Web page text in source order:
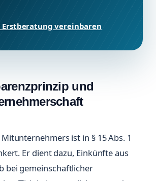
Erstberatung vereinbaren
und
ist in § 15 Abs. 1
Er dient dazu, Einkünfte aus
bei gemeinschaftlicher